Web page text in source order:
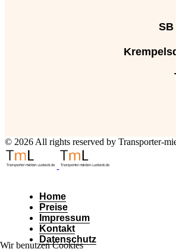
© 2026 All rights reserved by Transporter-
Home
Preise
Impressum
Kontakt
Datenschutz
Wir benutzen Cookies